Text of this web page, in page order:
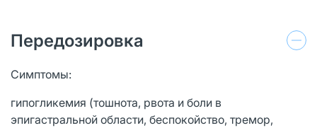
Передозировка
Симптомы:
гипогликемия (тошнота, рвота и боли в
эпигастральной области, беспокойство, тремор,